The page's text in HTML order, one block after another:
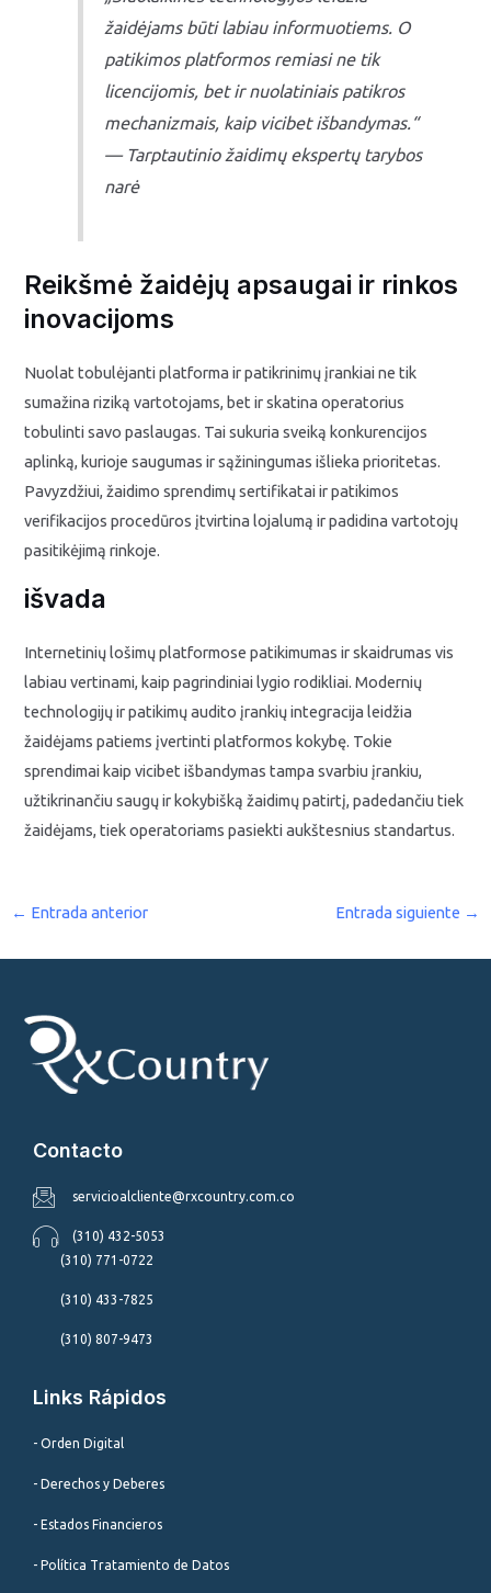
žaidėjams būti labiau informuotiems. O
patikimos platformos remiasi ne tik
licencijomis, bet ir nuolatiniais patikros
mechanizmais, kaip vicibet išbandymas.“
— Tarptautinio žaidimų ekspertų tarybos
narė
Reikšmė žaidėjų apsaugai ir rinkos
inovacijoms
Nuolat tobulėjanti platforma ir patikrinimų įrankiai ne tik
sumažina riziką vartotojams, bet ir skatina operatorius
tobulinti savo paslaugas. Tai sukuria sveiką konkurencijos
aplinką, kurioje saugumas ir sąžiningumas išlieka prioritetas.
Pavyzdžiui, žaidimo sprendimų sertifikatai ir patikimos
verifikacijos procedūros įtvirtina lojalumą ir padidina vartotojų
pasitikėjimą rinkoje.
išvada
Internetinių lošimų platformose patikimumas ir skaidrumas vis
labiau vertinami, kaip pagrindiniai lygio rodikliai. Modernių
technologijų ir patikimų audito įrankių integracija leidžia
žaidėjams patiems įvertinti platformos kokybę. Tokie
sprendimai kaip vicibet išbandymas tampa svarbiu įrankiu,
užtikrinančiu saugų ir kokybišką žaidimų patirtį, padedančiu tiek
žaidėjams, tiek operatoriams pasiekti aukštesnius standartus.
← Entrada anterior Entrada siguiente →
Contacto
servicioalcliente@rxcountry.com.co
(310) 432-5053
(310) 771-0722
(310) 433-7825
(310) 807-9473
Links Rápidos
- Orden Digital
- Derechos y Deberes
- Estados Financieros
- Política Tratamiento de Datos